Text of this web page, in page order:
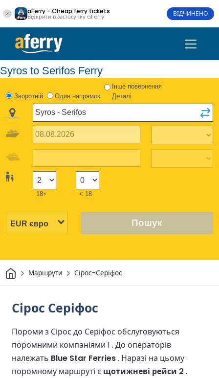
aFerry - Cheap ferry tickets
Відкрити в застосунку aFerry ВІДЧИНЕНО
Syros to Serifos Ferry
Зворотній Один напрямок
Інше повернення
Деталі
18+ < 18
Пошук
Дім Маршрути Сірос-Серіфос
Сірос Серіфос
Пороми з Сірос до Серіфос обслуговуються
поромними компаніями 1 . До операторів
належать Blue Star Ferries. Наразі на цьому
поромному маршруті є щотижневі рейси 2 .